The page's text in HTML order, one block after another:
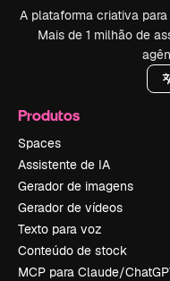
A plataforma criativa
Mais de 1 milhão de
Produtos
Spaces
Assistente de IA
Gerador de imagens
Gerador de vídeos
Texto para voz
Conteúdo de stock
MCP para Claude/